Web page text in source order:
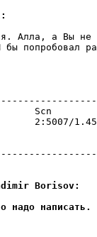
Алла, а Вы не
бы попробовал
2:5007/1.45
Borisov:
надо